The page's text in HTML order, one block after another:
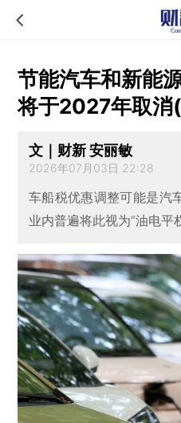
节能汽车和新能
将于2027年取消
文｜财新 安丽敏
2026年07月03日 22:28
车船税优惠调整可能是汽
业内普遍将此视为“油电平